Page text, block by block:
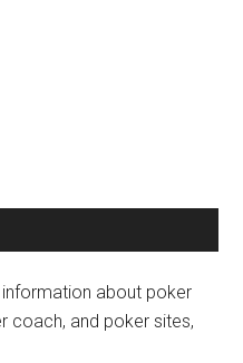
about poker
coach, and poker sites,